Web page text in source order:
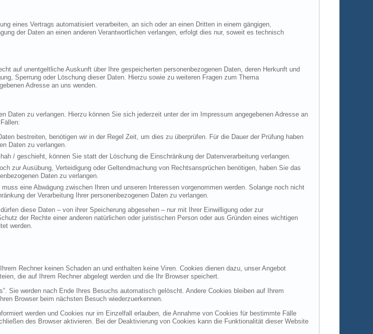
eines Vertrags automatisiert verarbeiten, an sich oder an einen Dritten in einem gängigen,
der Daten an einen anderen Verantwortlichen verlangen, erfolgt dies nur, soweit es technisch
auf unentgeltliche Auskunft über Ihre gespeicherten personenbezogenen Daten, deren Herkunft und
Sperrung oder Löschung dieser Daten. Hierzu sowie zu weiteren Fragen zum Thema
Adresse an uns wenden.
Daten zu verlangen. Hierzu können Sie sich jederzeit unter der im Impressum angegebenen Adresse an
bestreiten, benötigen wir in der Regel Zeit, um dies zu überprüfen. Für die Dauer der Prüfung haben
Daten zu verlangen.
/ geschieht, können Sie statt der Löschung die Einschränkung der Datenverarbeitung verlangen.
zur Ausübung, Verteidigung oder Geltendmachung von Rechtsansprüchen benötigen, haben Sie das
Daten zu verlangen.
eine Abwägung zwischen Ihren und unseren Interessen vorgenommen werden. Solange noch nicht
der Verarbeitung Ihrer personenbezogenen Daten zu verlangen.
diese Daten – von ihrer Speicherung abgesehen – nur mit Ihrer Einwilligung oder zur
der Rechte einer anderen natürlichen oder juristischen Person oder aus Gründen eines wichtigen
werden.
Rechner keinen Schaden an und enthalten keine Viren. Cookies dienen dazu, unser Angebot
die auf Ihrem Rechner abgelegt werden und die Ihr Browser speichert.
Sie werden nach Ende Ihres Besuchs automatisch gelöscht. Andere Cookies bleiben auf Ihrem
Browser beim nächsten Besuch wiederzuerkennen.
werden und Cookies nur im Einzelfall erlauben, die Annahme von Cookies für bestimmte Fälle
des Browser aktivieren. Bei der Deaktivierung von Cookies kann die Funktionalität dieser Website